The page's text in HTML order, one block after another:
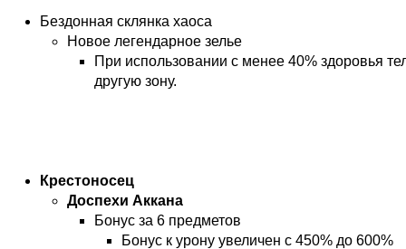
Бездонная склянка хаоса
Новое легендарное зелье
При использовании с менее 40% здоровья
другую зону.
Крестоносец
Доспехи Аккана
Бонус за 6 предметов
Бонус к урону увеличен с 450% до 600%